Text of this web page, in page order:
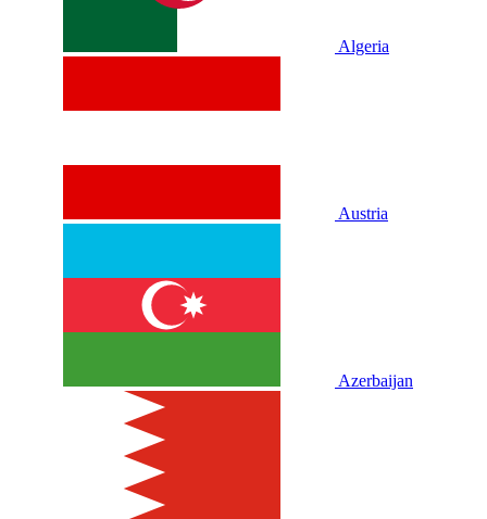
Algeria
Austria
Azerbaijan